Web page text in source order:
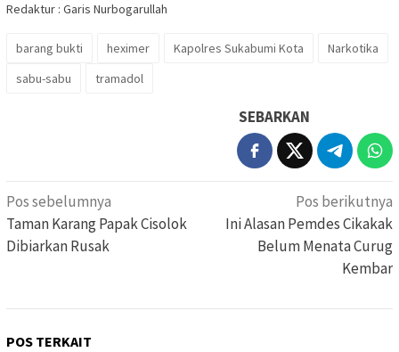
Redaktur : Garis Nurbogarullah
barang bukti heximer Kapolres Sukabumi Kota
Narkotika
sabu-sabu
tramadol
SEBARKAN
Navigasi
pos
Pos sebelumnya
Taman Karang Papak Cisolok
Dibiarkan Rusak
Pos berikutnya
Ini Alasan Pemdes Cikakak
Belum Menata Curug
Kembar
POS TERKAIT